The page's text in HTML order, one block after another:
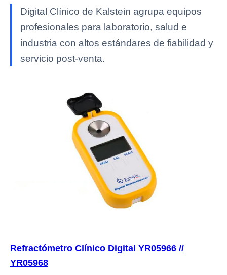
Digital Clínico de Kalstein agrupa equipos
profesionales para laboratorio, salud e
industria con altos estándares de fiabilidad y
servicio post-venta.
Refractómetro Clínico Digital YR05966 //
YR05968